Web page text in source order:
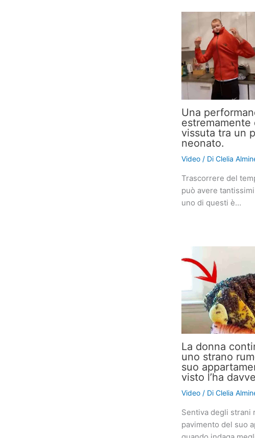
Una
estremamente
vissuta tra un
neonato.
Video/ Di Clelia
Trascorrere del
può avere
uno di questi è…
La donna
uno strano
suo
visto l’ha
Video/ Di Clelia
Sentiva degli strani
pavimento del suo